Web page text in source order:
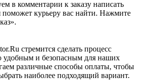
в комментарии к заказу написать
курьеру вас найти. Нажмите
стремится сделать процесс
удобным и безопасным для наших
различные способы оплаты, чтобы
наиболее подходящий вариант.